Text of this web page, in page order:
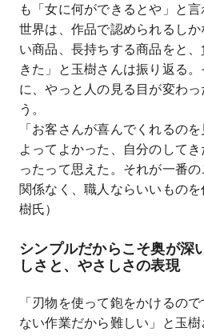
も「女に何ができるとや」と
世界は、作品で認められるし
い商品、長持ちする商品をと
きた」と玉樹さんは振り返る
に、やっと人の見る目が変わ
う。
「お客さんが喜んでくれるの
よってよかった、自分のして
ったって思えた。それが一番
関係なく、職人ならいいもの
樹氏）
シンプルだからこそ奥が深
しさと、やさしさの表現
「刃物を使って鉋をかけるの
ない作業だから難しい」と玉